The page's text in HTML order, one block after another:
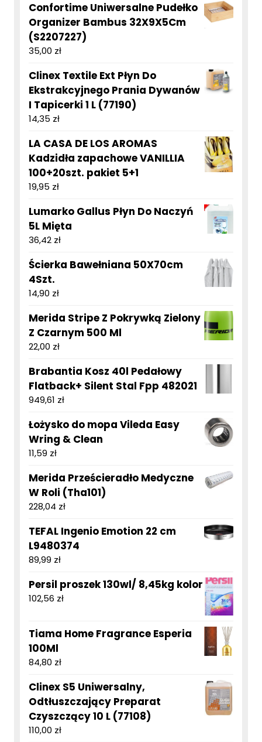
Confortime Uniwersalne Pudełko
Organizer Bambus 32X9X5Cm
(S2207227)
35,00 zł
Clinex Textile Ext Płyn Do
Ekstrakcyjnego Prania Dywanów
I Tapicerki 1 L (77190)
14,35 zł
LA CASA DE LOS AROMAS
Kadzidła zapachowe VANILLIA
100+20szt. pakiet 5+1
19,95 zł
Lumarko Gallus Płyn Do Naczyń
5L Mięta
36,42 zł
Ścierka Bawełniana 50X70cm
4Szt.
14,90 zł
Merida Stripe Z Pokrywką Zielony
Z Czarnym 500 Ml
22,00 zł
Brabantia Kosz 40l Pedałowy
Flatback+ Silent Stal Fpp 482021
949,61 zł
Łożysko do mopa Vileda Easy
Wring & Clean
11,59 zł
Merida Prześcieradło Medyczne
W Roli (Tha101)
228,04 zł
TEFAL Ingenio Emotion 22 cm
L9480374
89,99 zł
Persil proszek 130wl/ 8,45kg kolor
102,56 zł
Tiama Home Fragrance Esperia
100Ml
84,80 zł
Clinex S5 Uniwersalny,
Odtłuszczający Preparat
Czyszczący 10 L (77108)
110,00 zł